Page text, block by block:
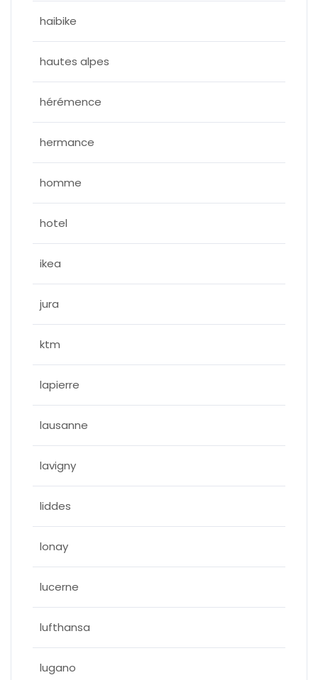
haibike
hautes alpes
hérémence
hermance
homme
hotel
ikea
jura
ktm
lapierre
lausanne
lavigny
liddes
lonay
lucerne
lufthansa
lugano